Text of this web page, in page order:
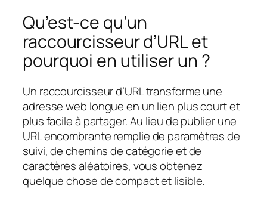
Qu’est-ce qu’un
raccourcisseur d’URL et
pourquoi en utiliser un ?
Un raccourcisseur d’URL transforme une
adresse web longue en un lien plus court et
plus facile à partager. Au lieu de publier une
URL encombrante remplie de paramètres de
suivi, de chemins de catégorie et de
caractères aléatoires, vous obtenez
quelque chose de compact et lisible.